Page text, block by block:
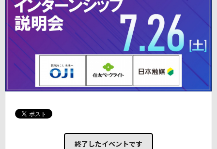
終了したイベントです